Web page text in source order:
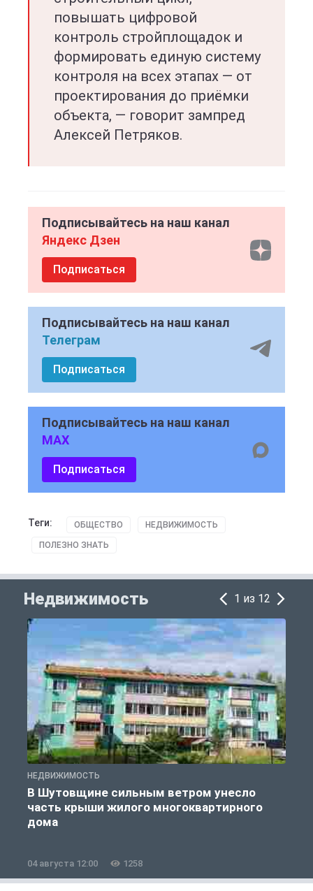
повышать цифровой
контроль стройплощадок и
формировать единую систему
контроля на всех этапах — от
проектирования до приёмки
объекта, — говорит зампред
Алексей Петряков.
Подписывайтесь на наш канал
Яндекс Дзен
Подписаться
Подписывайтесь на наш канал
Телеграм
Подписаться
Подписывайтесь на наш канал
MAX
Подписаться
Теги: ОБЩЕСТВО НЕДВИЖИМОСТЬ
ПОЛЕЗНО ЗНАТЬ
Недвижимость 1 из 12
НЕДВИЖИМОСТЬ
В Шутовщине сильным ветром унесло
часть крыши жилого многоквартирного
дома
04 августа 12:00 1258